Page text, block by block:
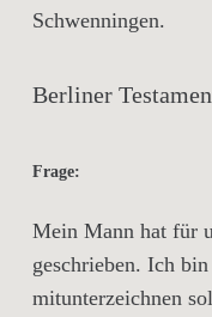
Schwenningen.
Berliner
Frage:
Mein Mann hat für
geschrieben. Ich
mitunterzeichnen